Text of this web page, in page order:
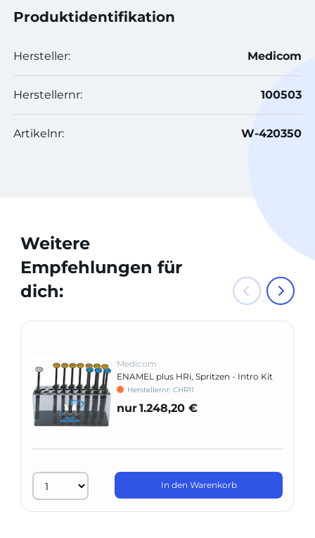
Produktidentifikation
Hersteller: Medicom
Herstellernr: 100503
Artikelnr: W-420350
Weitere
Empfehlungen für
dich:
Medicom
ENAMEL plus HRi, Spritzen - Intro Kit
Herstellernr: CHR11
nur1.248,20 €
In den Warenkorb